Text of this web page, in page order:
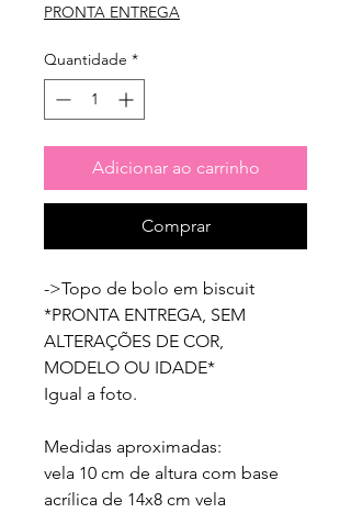
PRONTA ENTREGA
Quantidade *
Adicionar ao carrinho
Comprar
->Topo de bolo em biscuit
*PRONTA ENTREGA, SEM
ALTERAÇÕES DE COR,
MODELO OU IDADE*
Igual a foto.
Medidas aproximadas:
vela 10 cm de altura com base
acrílica de 14x8 cm vela